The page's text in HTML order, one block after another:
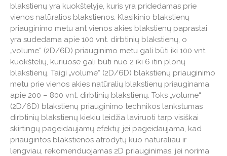
blakstienų yra kuokštelyje, kuris yra pridedamas prie
vienos natūralios blakstienos. Klasikinio blakstienų
priauginimo metu ant vienos akies blakstienų paprastai
yra sudedama apie 100 vnt. dirbtinių blakstienų, o
„volume“ (2D/6D) priauginimo metu gali būti iki 100 vnt.
kuokštelių, kuriuose gali būti nuo 2 iki 6 itin plonų
blakstienų. Taigi „volume“ (2D/6D) blakstienų priauginimo
metu prie vienos akies natūralių blakstienų priauginama
apie 200 – 800 vnt. dirbtinių blakstienų. Toks „volume“
(2D/6D) blakstienų priauginimo technikos lankstumas
dirbtinių blakstienų kiekiu leidžia laviruoti tarp visiškai
skirtingų pageidaujamų efektų: jei pageidaujama, kad
priaugintos blakstienos atrodytų kuo natūraliau ir
lengviau, rekomenduojamas 2D priauginimas, jei norima